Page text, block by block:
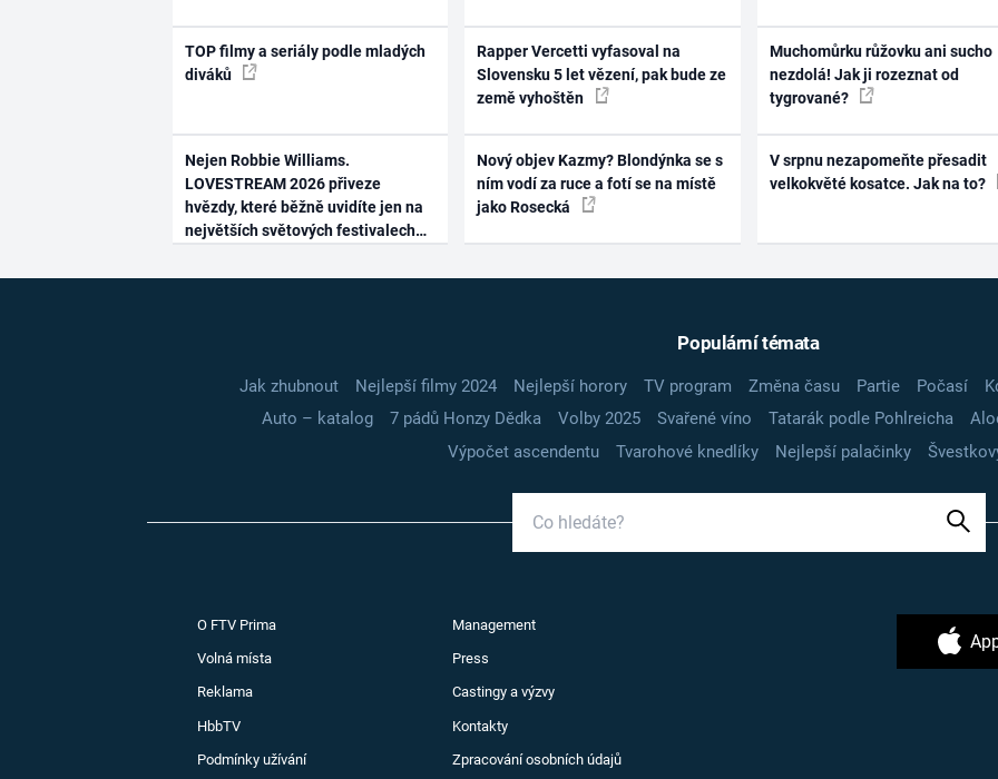
TOP filmy a seriály podle mladých
diváků
Nejen Robbie Williams.
LOVESTREAM 2026 přiveze
hvězdy, které běžně uvidíte jen na
největších světových festivalech
Rapper Vercetti vyfasoval na
Slovensku 5 let vězení, pak bude ze
země vyhoštěn
Nový objev Kazmy? Blondýnka se s
ním vodí za ruce a fotí se na místě
jako Rosecká
Muchomůrku růžovku ani sucho
nezdolá! Jak ji rozeznat od
tygrované?
V srpnu nezapomeňte přesadit
velkokvěté kosatce. Jak na to?
Populární témata
Jak zhubnout Nejlepší filmy 2024 Nejlepší horory TV program Změna času Partie Počasí
Auto – katalog
7 pádů Honzy Dědka Volby 2025 Svařené víno Tatarák podle Pohlreicha
Výpočet ascendentu
Tvarohové knedlíky Nejlepší palačinky
O FTV Prima Management
Volná místa Press
Reklama Castingy a výzvy
HbbTV Kontakty
Podmínky užívání Zpracování osobních údajů